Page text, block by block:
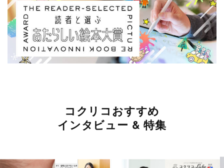
コクリコおすすめ
インタビュー & 特集